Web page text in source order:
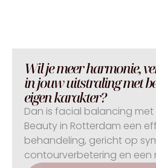
Wil je meer harmonie,
in jouw uitstraling met
eigen karakter?
Dan is facial balancing met
Beauty in Rotterdam een
behandeling, gericht op
contourverbetering en een